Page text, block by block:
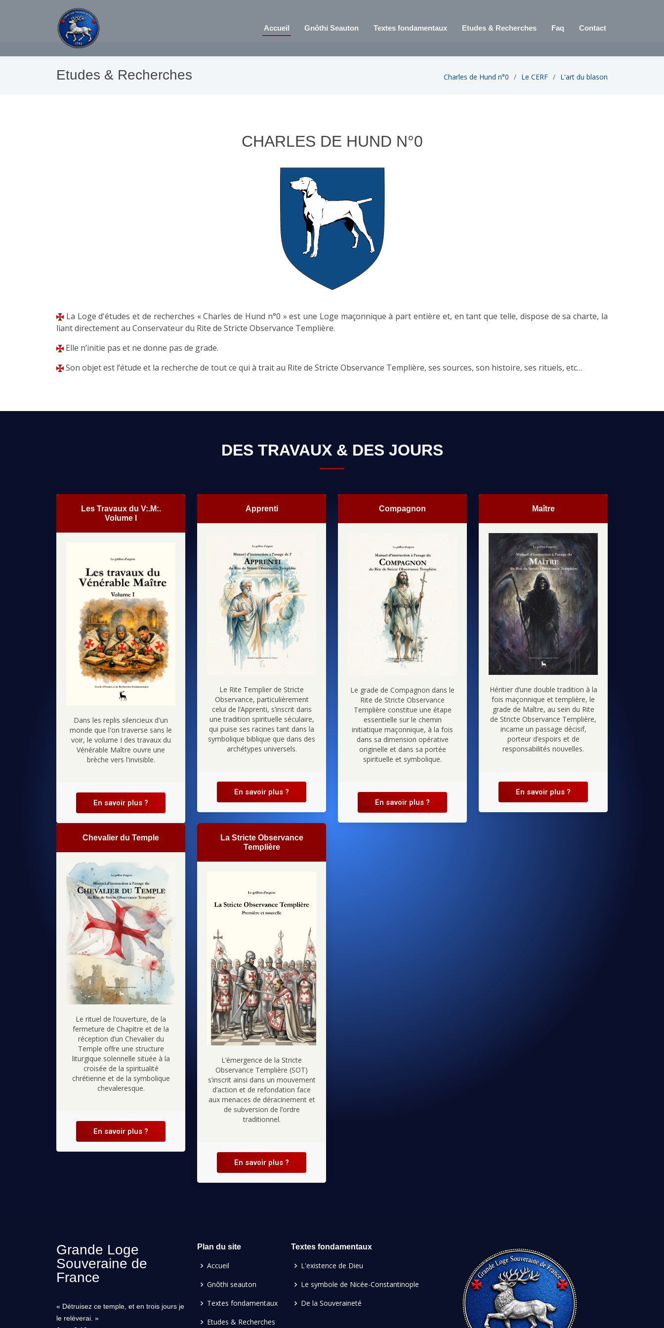
Accueil Gnôthi Seauton Textes fondamentaux Etudes & Recherches Faq Contact
Etudes & Recherches Charles de Hund n°0 Le CERF L'art du blason
CHARLES DE HUND N°0
La Loge d'études et de recherches « Charles de Hund n°0 » est une Loge maçonnique à part entière et, en tant que telle, dispose de sa charte, la
liant directement au Conservateur du Rite de Stricte Observance Templière.
Elle n’initie pas et ne donne pas de grade.
Son objet est l’étude et la recherche de tout ce qui à trait au Rite de Stricte Observance Templière, ses sources, son histoire, ses rituels, etc…
DES TRAVAUX & DES JOURS
Les Travaux du V:.M:.
Volume I
Dans les replis silencieux d'un
monde que l'on traverse sans le
voir, le volume I des travaux du
Vénérable Maître ouvre une
brèche vers l'invisible.
En savoir plus ?
Apprenti
Le Rite Templier de Stricte
Observance, particulièrement
celui de l’Apprenti, s’inscrit dans
une tradition spirituelle séculaire,
qui puise ses racines tant dans la
symbolique biblique que dans des
archétypes universels.
En savoir plus ?
Compagnon
Le grade de Compagnon dans le
Rite de Stricte Observance
Templière constitue une étape
essentielle sur le chemin
initiatique maçonnique, à la fois
dans sa dimension opérative
originelle et dans sa portée
spirituelle et symbolique.
En savoir plus ?
Maître
Héritier d’une double tradition à la
fois maçonnique et templière, le
grade de Maître, au sein du Rite
de Stricte Observance Templière,
incarne un passage décisif,
porteur d’espoirs et de
responsabilités nouvelles.
En savoir plus ?
Chevalier du Temple
Le rituel de l’ouverture, de la
fermeture de Chapitre et de la
réception d’un Chevalier du
Temple offre une structure
liturgique solennelle située à la
croisée de la spiritualité
chrétienne et de la symbolique
chevaleresque.
En savoir plus ?
La Stricte Observance
Templière
L’émergence de la Stricte
Observance Templière (SOT)
s’inscrit ainsi dans un mouvement
d’action et de refondation face
aux menaces de déracinement et
de subversion de l’ordre
traditionnel.
En savoir plus ?
Grande Loge
Souveraine de
France
« Détruisez ce temple, et en trois jours je
le relèverai. »
Plan du site
Accueil
Gnôthi seauton
Textes fondamentaux
Etudes & Recherches
Textes fondamentaux
L'existence de Dieu
Le symbole de Nicée-Constantinople
De la Souveraineté